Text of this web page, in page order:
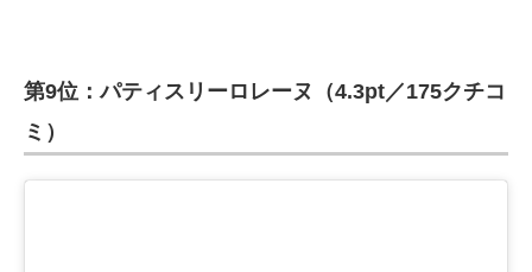
第9位：パティスリーロレーヌ（4.3pt／175クチコ
ミ）